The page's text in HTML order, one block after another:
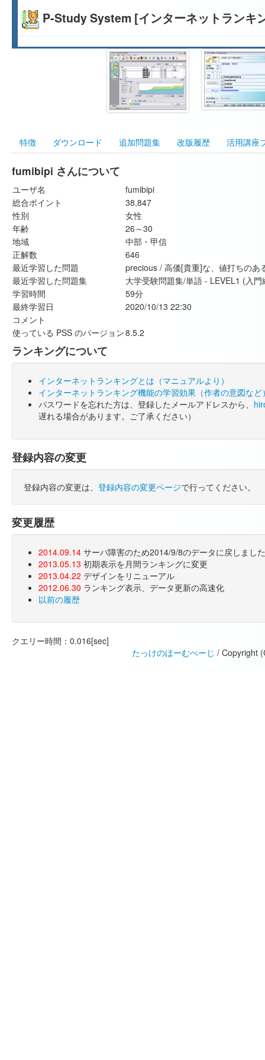
P-Study System [インターネットランキ
特徴 ダウンロード 追加問題集 改版履歴 活用講座
fumibipi さんについて
ユーザ名
fumibipi
総合ポイント
38,847
性別
女性
年齢
26～30
地域
中部・甲信
正解数
646
最近学習した問題
precious / 高価[貴重]な、値打ちのあ
最近学習した問題集
大学受験問題集/単語 - LEVEL1 (入門
学習時間
59分
最終学習日
2020/10/13 22:30
コメント
使っている PSS のバージョン8.5.2
ランキングについて
インターネットランキングとは（マニュアルより）
インターネットランキング機能の学習効果（作者の意図など
パスワードを忘れた方は、登録したメールアドレスから、
遅れる場合があります。ご了承ください）
登録内容の変更
登録内容の変更は、 登録内容の変更ページで行ってください。
変更履歴
2014.09.14 サーバ障害のため2014/9/8のデータに戻しまし
2013.05.13 初期表示を月間ランキングに変更
2013.04.22 デザインをリニューアル
2012.06.30 ランキング表示、データ更新の高速化
以前の履歴
クエリー時間：0.016[sec]
たっけのほーむぺーじ / Copyright